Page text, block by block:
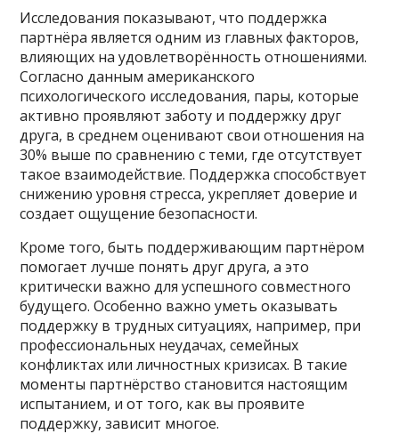
Исследования показывают, что поддержка
партнёра является одним из главных факторов,
влияющих на удовлетворённость отношениями.
Согласно данным американского
психологического исследования, пары, которые
активно проявляют заботу и поддержку друг
друга, в среднем оценивают свои отношения на
30% выше по сравнению с теми, где отсутствует
такое взаимодействие. Поддержка способствует
снижению уровня стресса, укрепляет доверие и
создает ощущение безопасности.
Кроме того, быть поддерживающим партнёром
помогает лучше понять друг друга, а это
критически важно для успешного совместного
будущего. Особенно важно уметь оказывать
поддержку в трудных ситуациях, например, при
профессиональных неудачах, семейных
конфликтах или личностных кризисах. В такие
моменты партнёрство становится настоящим
испытанием, и от того, как вы проявите
поддержку, зависит многое.